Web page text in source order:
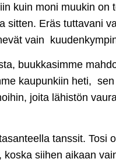
kuin moni muukin on
sitten. Eräs tuttavani
vain
buukkasimme
kaupunkiin heti, sen
joita lähistön
tanssit. Tosi
siihen aikaan